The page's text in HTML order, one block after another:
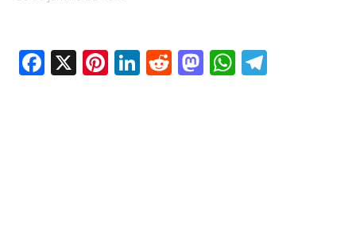
Facebook
X Pinterest
LinkedIn
Reddit
Mastodon